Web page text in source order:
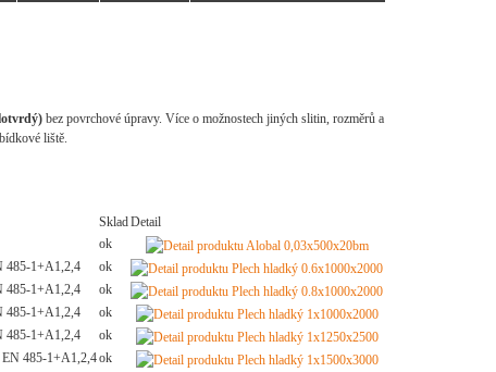
bez povrchové úpravy. Více o možnostech jiných slitin, rozměrů a
liště.
SkladDetail
ok
485-1+A1,2,4
ok
485-1+A1,2,4
ok
485-1+A1,2,4
ok
485-1+A1,2,4
ok
485-1+A1,2,4ok